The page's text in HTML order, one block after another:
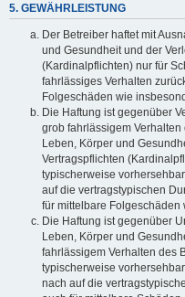
5. GEWÄHRLEISTUNG
Der Betreiber haftet mit
und Gesundheit und der
(Kardinalpflichten) nur für
fahrlässiges Verhalten
Folgeschäden wie
Die Haftung ist gegenüber
grob fahrlässigem
Leben, Körper und
Vertragspflichten
typischerweise
auf die vertragstypischen
für mittelbare
Die Haftung ist gegenüber
Leben, Körper und
fahrlässigem Verhalten des
typischerweise
nach auf die